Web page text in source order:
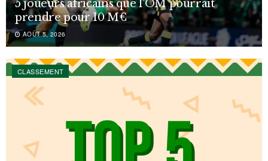
5 joueurs africains que l’OM pourrait
prendre pour 10 M€
AOÛT 5, 2026
CLASSEMENT